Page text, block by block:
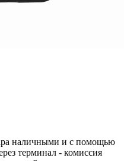
наличными и с помощью
терминал - комиссия